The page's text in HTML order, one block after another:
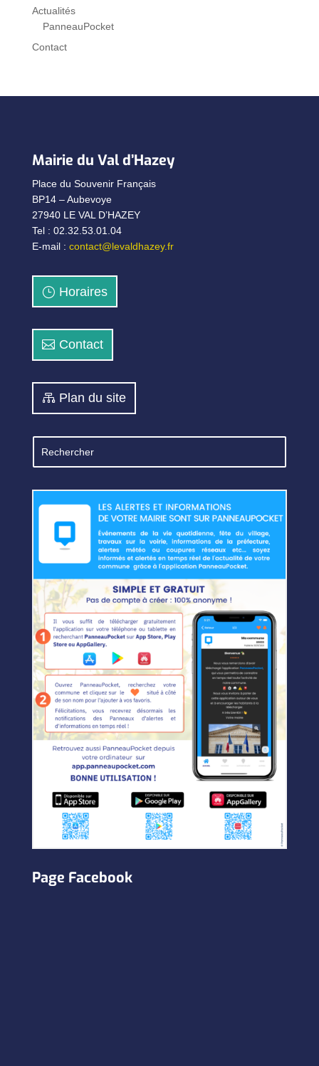
Actualités
PanneauPocket
Contact
Mairie du Val d’Hazey
Place du Souvenir Français
BP14 – Aubevoye
27940 LE VAL D’HAZEY
Tel : 02.32.53.01.04
E-mail : contact@levaldhazey.fr
Horaires
Contact
Plan du site
Page Facebook